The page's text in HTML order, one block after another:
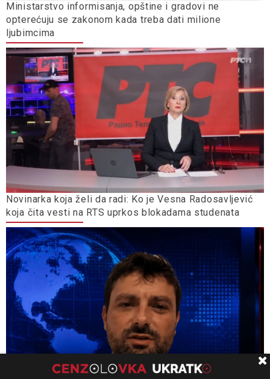
Ministarstvo informisanja, opštine i gradovi ne
opterećuju se zakonom kada treba dati milione
ljubimcima
Novinarka koja želi da radi: Ko je Vesna Radosavljević
koja čita vesti na RTS uprkos blokadama studenata